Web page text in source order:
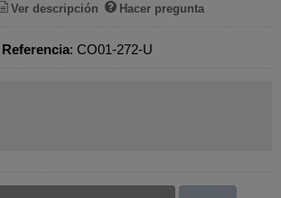
Ver descripción Hacer pregunta
Referencia: CO01-272-U